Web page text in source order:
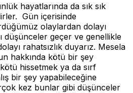
hayatlarında da sık sık
Gün içerisinde
olaylardan dolayı
düşünceler geçer ve genellikle
rahatsızlık duyarız. Mesela
hakkında kötü bir şey
hissetmek ya da sırf
bir şey yapabileceğine
kez bunlar gibi düşünceler